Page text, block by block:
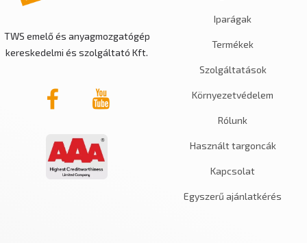
TWS emelő és anyagmozgatógép
kereskedelmi és szolgáltató Kft.
Iparágak
Termékek
Szolgáltatások
Környezetvédelem
Rólunk
Használt targoncák
Kapcsolat
Egyszerű ajánlatkérés